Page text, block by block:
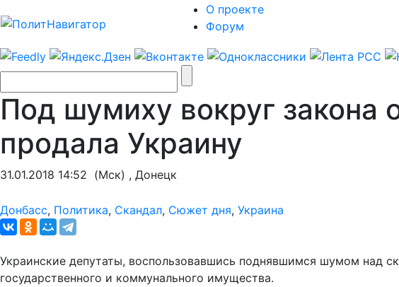
О проекте
Форум
Под шумиху вокруг закона
продала Украину
31.01.2018 14:52 (Мск) , Донецк
Донбасс, Политика, Скандал, Сюжет дня, Украина
Украинские депутаты, воспользовавшись поднявшимся шумом над
государственного и коммунального имущества.